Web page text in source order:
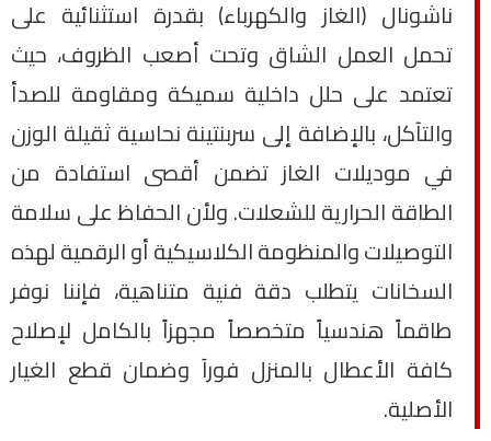
ناشونال (الغاز والكهرباء) بقدرة استثنائية على
تحمل العمل الشاق وتحت أصعب الظروف، حيث
تعتمد على حلل داخلية سميكة ومقاومة للصدأ
والتآكل، بالإضافة إلى سربنتينة نحاسية ثقيلة الوزن
في موديلات الغاز تضمن أقصى استفادة من
الطاقة الحرارية للشعلات. ولأن الحفاظ على سلامة
التوصيلات والمنظومة الكلاسيكية أو الرقمية لهذه
السخانات يتطلب دقة فنية متناهية، فإننا نوفر
طاقماً هندسياً متخصصاً مجهزاً بالكامل لإصلاح
كافة الأعطال بالمنزل فوراَ وضمان قطع الغيار
الأصلية.